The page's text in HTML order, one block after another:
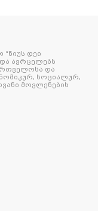
დეი
ავრცელებს
და
სოციალურ,
მოვლენების